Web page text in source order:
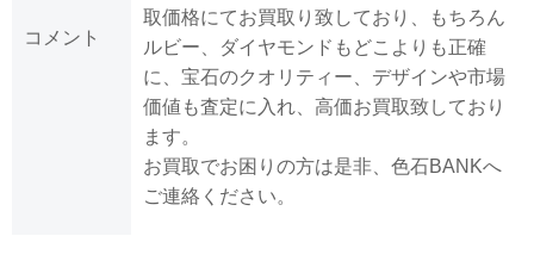
コメント
取価格にてお買取り致しており、もちろん
ルビー、ダイヤモンドもどこよりも正確
に、宝石のクオリティー、デザインや市場
価値も査定に入れ、高価お買取致しており
ます。
お買取でお困りの方は是非、色石BANKへ
ご連絡ください。